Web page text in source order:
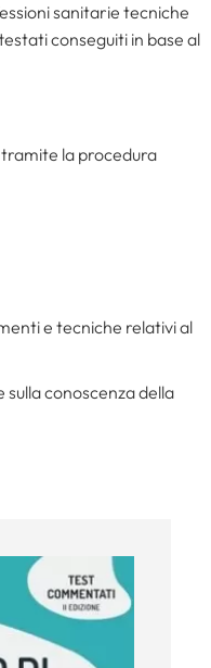
sanitarie tecniche
conseguiti in base al
la procedura
e tecniche relativi al
conoscenza della